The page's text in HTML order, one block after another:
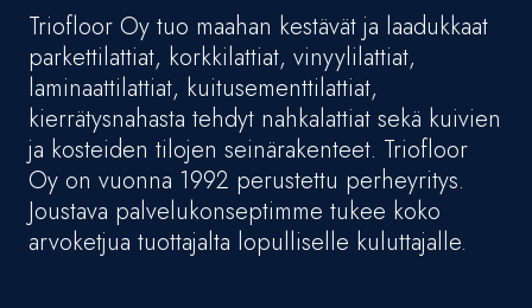
Triofloor Oy tuo maahan kestävät ja laadukkaat
parkettilattiat, korkkilattiat, vinyylilattiat,
laminaattilattiat, kuitusementtilattiat,
kierrätysnahasta tehdyt nahkalattiat sekä kuivien
ja kosteiden tilojen seinärakenteet. Triofloor
Oy on vuonna 1992 perustettu perheyritys.
Joustava palvelukonseptimme tukee koko
arvoketjua tuottajalta lopulliselle kuluttajalle.